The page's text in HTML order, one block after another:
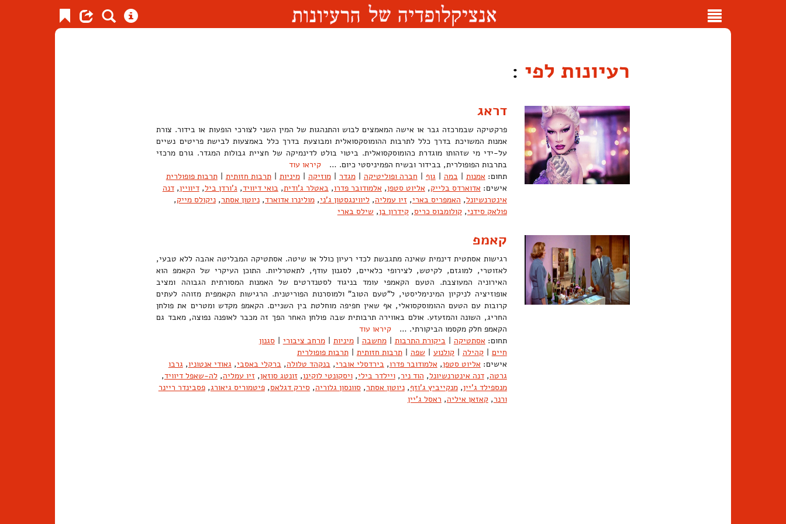
Toggle
רעיונות לפי :
דראג
פרקטיקה שבמרכזה גבר או אישה המאמצים לבוש והתנהגות של המין השני לצורכי הופעות או בידור. צורת
אמנות המשויכת בדרך כלל לתרבות ההומוסקסואלית ומבוצעת בדרך כלל באמצעות לבישת פריטים נשיים
על-ידי מי שזהותו מוגדרת כהומוסקסואלית. ביטוי בולט לדינמיקה של חציית גבולות המגדר. גורם מרכזי
בתרבות הפופולרית, בבידור ובשיח הפמיניסטי כיום. …קיראו עוד
תחום: אמנות | במה | גוף | חברה ופוליטיקה | מגדר | מוזיקה | מיניות | תרבות חזותית | תרבות פופולרית
אישים: אדוארדס בלייק, אליוט סטפן, אלמודובר פדרו,באטלר ג'ודית,בואי דיוויד, ג'ורדן ביל,דיוויין,דנה
אינטרנשיונל, האמפריס בארי,זיו עמליה,ליווינגסטון ג'ני,מולינרו אדוארד,ניוטון אסתר,ניקולס מייק,
פולאק סידני,קולומבוס כריס,קידרון בן, שילס בארי
קאמפ
רגישות אסתטית דינמית שאינה מתגבשת לכדי רעיון כולל או שיטה. אסתטיקה המבליטה אהבה ללא טבעי,
לאזוטרי, למוגזם, לקיטש, לצירופי כלאיים, לסגנון עודף, לתאטרליות. התוכן העיקרי של הקאמפ הוא
האירוניה המעוצבת. הטעם הקאמפי עומד בניגוד לסטנדרטים של האמנות המסורתית הגבוהה ומציב
אופוזיציה לניקיון המינימליסטי, ל"טעם הטוב" ולמוסרנות הפוריטנית. הרגישות הקאמפית מזוהה לעתים
קרובות עם הטעם ההומוסקסואלי, אף שאין חפיפה מוחלטת בין השניים. הקאמפ מקדש ומטרים את פולחן
החריג, השונה והמזעזע. אולם באווירה תרבותית שבה פולחן האחר הפך זה מכבר לאופנה נפוצה, מאבד גם
הקאמפ חלק מקסמו הביקורתי. …קיראו עוד
תחום: אסתטיקה | ביקורת התרבות | מחשבה | מיניות | מרחב ציבורי | סגנון
חיים | קהילה | קולנוע | שפה | תרבות חזותית | תרבות פופולרית
אישים: אליוט סטפן, אלמודובר פדרו,בירדסלי אוברי,בנקהד טלולה,ברקלי באסבי, גאודי אנטוניו, גרבו
גרטה,דנה אינטרנשיונל, הוד ניר,ויילדר בילי,ויסקונטי לוקינו,זונטג סוזאן,זיו עמליה,לה-שאפל דיוויד,
מנספילד ג'יין,מנקייביץ ג'וזף,ניוטון אסתר,סוונסון גלוריה,סירק דגלאס,פיטמוריס גיאורג,פסבינדר ריינר
ורנר,קאזאן איליה, ראסל ג'יין